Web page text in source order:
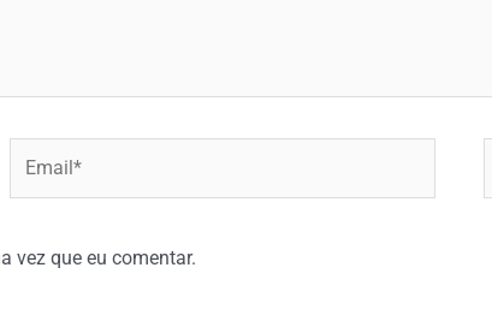
vez que eu comentar.